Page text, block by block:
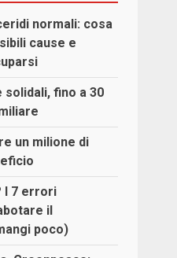
normali: cosa
cause e
fino a 30
un milione di
I 7 errori
il
poco)